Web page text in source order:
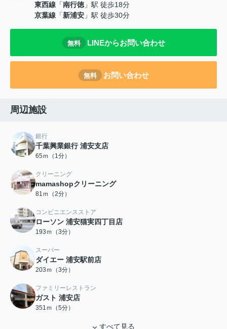
東西線 「南行徳」駅 徒歩18分
京葉線 「新浦安 」駅 徒歩30分
無料 LINEからお問い合わせ
無料 お問い合わせ
周辺施設
銀行
千葉興業銀行 浦安支店
65ｍ（1分）
クリーニング
mamashopクリーニング
81ｍ（2分）
コンビニエンスストア
ローソン 浦安猫実四丁目店
193ｍ（3分）
スーパー
ダイエー 浦安駅前店
203ｍ（3分）
ファミリーレストラン
ガスト 浦安店
351ｍ（5分）
すべて見る